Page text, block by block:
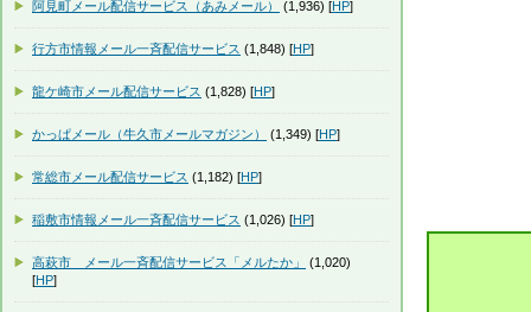
阿見町メール配信サービス（あみメール） (1,936) [HP]
行方市情報メール一斉配信サービス (1,848) [HP]
龍ケ崎市メール配信サービス (1,828) [HP]
かっぱメール（牛久市メールマガジン） (1,349) [HP]
常総市メール配信サービス (1,182) [HP]
稲敷市情報メール一斉配信サービス (1,026) [HP]
高萩市 メール一斉配信サービス「メルたか」
(1,020)
[HP]